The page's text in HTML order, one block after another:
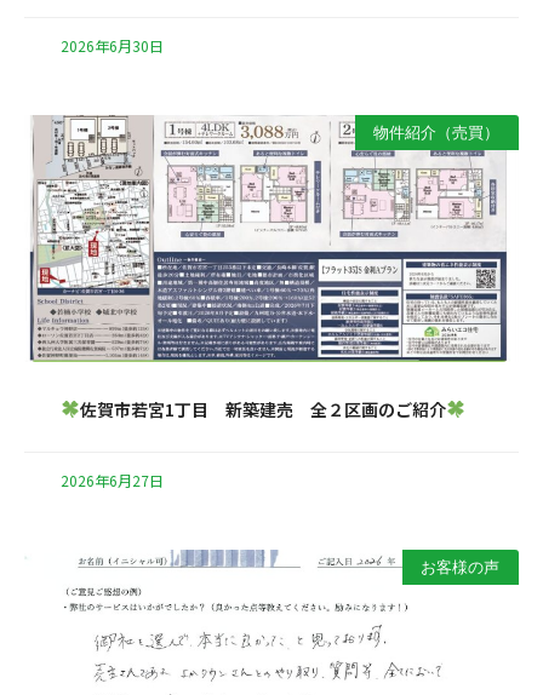
2026年6月30日
物件紹介（売買）
佐賀市若宮1丁目 新築建売 全２区画のご紹介
2026年6月27日
お客様の声